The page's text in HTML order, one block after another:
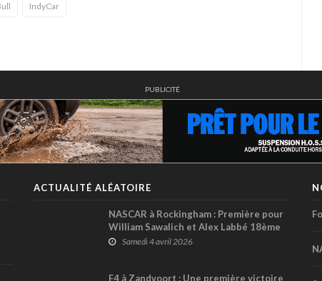
IndyCar
PUBLICITÉ
ACTUALITÉ ALÉATOIRE
NASCAR à Rockingham : Première pour
William Sawalich et Alex Labbé 18ème
en O’Reilly; Corey Heim l’emporte en
Samedi 4 avril 2026
F4 à Zandvoort : Une première victoire